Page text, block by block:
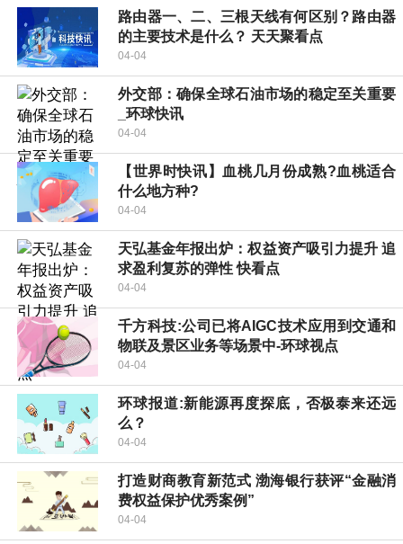
路由器一、二、三根天线有何区别？路由器
的主要技术是什么？ 天天聚看点
04-04
外交部：确保全球石油市场的稳定至关重要
_环球快讯
04-04
【世界时快讯】血桃几月份成熟?血桃适合
什么地方种?
04-04
天弘基金年报出炉：权益资产吸引力提升 追
求盈利复苏的弹性 快看点
04-04
千方科技:公司已将AIGC技术应用到交通和
物联及景区业务等场景中-环球视点
04-04
环球报道:新能源再度探底，否极泰来还远
么？
04-04
打造财商教育新范式 渤海银行获评“金融消
费权益保护优秀案例”
04-04